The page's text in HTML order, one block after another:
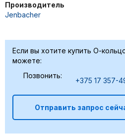
Производитель
Jenbacher
Если вы хотите купить О-
можете:
Позвонить:
+375 17 357-
Отправить запрос